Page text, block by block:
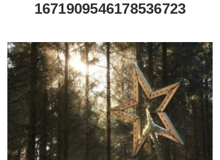
1671909546178536723